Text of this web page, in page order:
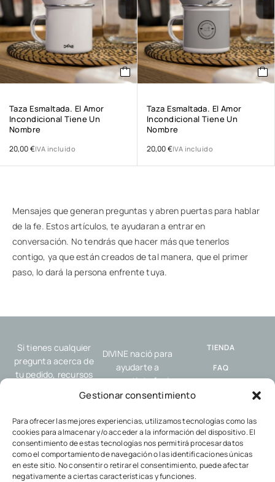
Gestionar consentimiento
Para ofrecer las mejores experiencias, utilizamos tecnologías como las
cookies para almacenar y/o acceder a la información del dispositivo. El
consentimiento de estas tecnologías nos permitirá procesar datos
como el comportamiento de navegación o las identificaciones únicas
en este sitio. No consentir o retirar el consentimiento, puede afectar
negativamente a ciertas características y funciones.
Taza Esmaltada. El Amor
Incondicional Tiene Un
Nombre
20,00€IVA incluido
Taza Esmaltada. El Amor
Incondicional Tiene Un
Nombre
20,00€IVA incluido
Mensajes que generan preguntas y abren puertas para hablar
de la fe. Estos artículos, te ayudaran a entrar en
conversación. No tendrás que hacer más que tenerlos
contigo, ya que están creados de tal manera, que el primer
paso, lo dará la persona enfrente tuya.
Si tienes cualquier
pregunta acerca de
tu pedido, recursos
por favor, contacta
DIVINE nació para
ayudarte a
compartir tu fe de
forma sencilla y
estés: en el trabajo,
en el gimnasio, con
tus amigos o en
cualquier encuentro
cotidiano.
TIENDA
FAQ
DEVOLUCIONES
POLÍTICA DE
COOKIES
POLÍTICA DE
PRIVACIDAD